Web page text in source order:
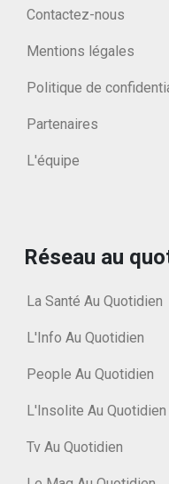
Contactez-nous
Mentions légales
Politique de
Partenaires
L'équipe
Réseau au
La Santé Au Quotidien
L'Info Au Quotidien
People Au Quotidien
L'Insolite Au Quotidien
Tv Au Quotidien